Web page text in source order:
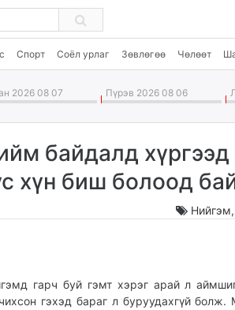
Спорт Соёл урлаг Зөвлөгөө Чөлөөт
2026 08 07 Пүрэв 2026 08 06
байдалд хүргээд
хүн биш болоод
Нийгэм,
гарч буй гэмт хэрэг арай л
гэхэд бараг л буруудахгүй болж.